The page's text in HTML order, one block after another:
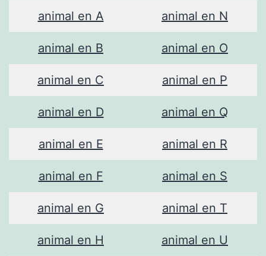
animal en A animal en N
animal en B animal en O
animal en C animal en P
animal en D animal en Q
animal en E animal en R
animal en F animal en S
animal en G animal en T
animal en H animal en U